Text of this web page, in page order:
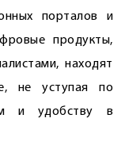
порталов и
продукты,
находят
не уступая по
и удобству в